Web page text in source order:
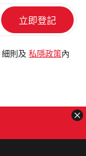
細則及 私隱政策 內